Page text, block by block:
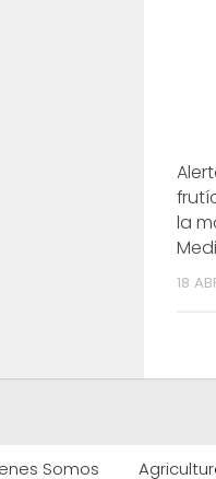
la
18
Somos